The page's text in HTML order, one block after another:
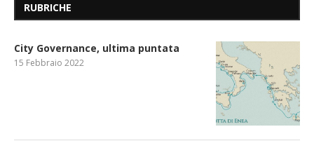
RUBRICHE
City Governance, ultima puntata
15 Febbraio 2022